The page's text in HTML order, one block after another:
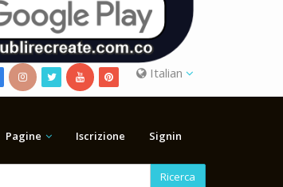
Italian
Pagine Iscrizione Signin
Ricerca